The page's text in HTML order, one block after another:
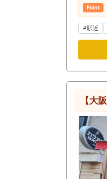
Point
#駅近